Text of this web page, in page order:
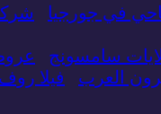
في جورجيا
سامسونج
العرب فيلا روف